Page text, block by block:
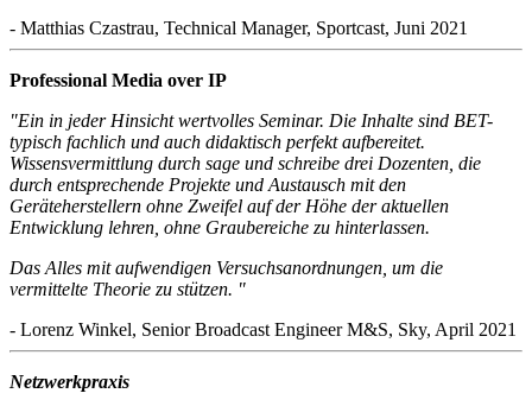
- Matthias Czastrau, Technical Manager, Sportcast, Juni 2021
Professional Media over IP
"Ein in jeder Hinsicht wertvolles Seminar. Die Inhalte sind BET-
typisch fachlich und auch didaktisch perfekt aufbereitet.
Wissensvermittlung durch sage und schreibe drei Dozenten, die
durch entsprechende Projekte und Austausch mit den
Geräteherstellern ohne Zweifel auf der Höhe der aktuellen
Entwicklung lehren, ohne Graubereiche zu hinterlassen.
Das Alles mit aufwendigen Versuchsanordnungen, um die
vermittelte Theorie zu stützen. "
- Lorenz Winkel, Senior Broadcast Engineer M&S, Sky, April 2021
Netzwerkpraxis